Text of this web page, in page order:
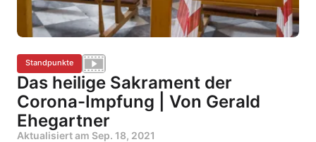
Standpunkte
Das heilige Sakrament der
Corona-Impfung | Von Gerald
Ehegartner
Aktualisiert am Sep. 18, 2021